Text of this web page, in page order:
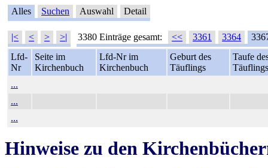
Alles Suchen Auswahl Detail
|< < > >| 3380 Einträge gesamt: << 3361 3364
Lfd-
Nr
Seite im
Kirchenbuch
Lfd-Nr im
Kirchenbuch
Geburt des
Täuflings
Taufe
Täuflings
...
...
...
Hinweise zu den